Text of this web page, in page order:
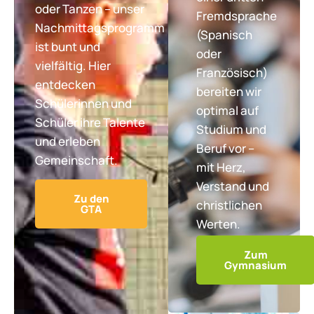
oder Tanzen – unser
Nachmittagsprogramm
ist bunt und
vielfältig. Hier
entdecken
Schülerinnen und
Schüler ihre Talente
und erleben
Gemeinschaft.
Zu den
GTA
Fremdsprache
(Spanisch
oder
Französisch)
bereiten wir
optimal auf
Studium und
Beruf vor –
mit Herz,
Verstand und
christlichen
Werten.
Zum
Gymnasium